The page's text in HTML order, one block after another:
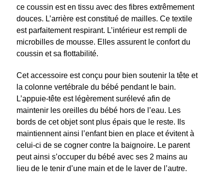
ce coussin est en tissu avec des fibres extrêmement
douces. L’arrière est constitué de mailles. Ce textile
est parfaitement respirant. L’intérieur est rempli de
microbilles de mousse. Elles assurent le confort du
coussin et sa flottabilité.
Cet accessoire est conçu pour bien soutenir la tête et
la colonne vertébrale du bébé pendant le bain.
L’appuie-tête est légèrement surélevé afin de
maintenir les oreilles du bébé hors de l’eau. Les
bords de cet objet sont plus épais que le reste. Ils
maintiennent ainsi l’enfant bien en place et évitent à
celui-ci de se cogner contre la baignoire. Le parent
peut ainsi s’occuper du bébé avec ses 2 mains au
lieu de le tenir d’une main et de le laver de l’autre.